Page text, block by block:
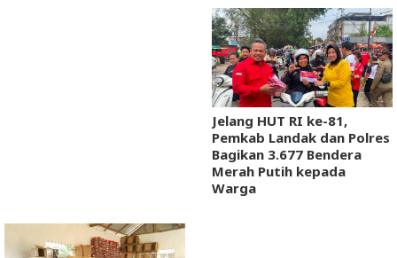
Jelang HUT RI ke-81,
Pemkab Landak dan Polres
Bagikan 3.677 Bendera
Merah Putih kepada
Warga